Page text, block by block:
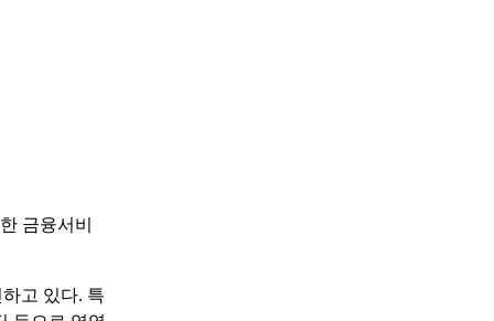
금융서비
고 있다. 특